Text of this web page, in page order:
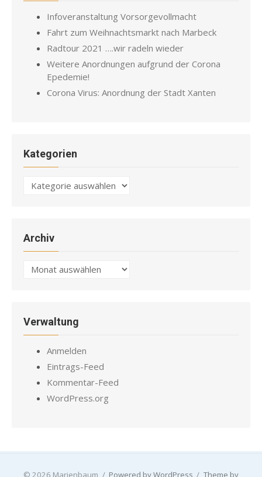
Infoveranstaltung Vorsorgevollmacht
Fahrt zum Weihnachtsmarkt nach Marbeck
Radtour 2021 ….wir radeln wieder
Weitere Anordnungen aufgrund der Corona
Epedemie!
Corona Virus: Anordnung der Stadt Xanten
Kategorien
Kategorien
Archiv
Archiv
Verwaltung
Anmelden
Eintrags-Feed
Kommentar-Feed
WordPress.org
© 2026 Marienbaum / Powered by WordPress / Theme by